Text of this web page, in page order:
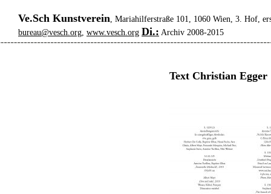
Ve.Sch Kunstverein, Mariahilferstraße 101, 1060 Wien, 3. Hof,
bureau@vesch.org, www.vesch.org Di.: Archiv 2008-2015
Text Christian Egger